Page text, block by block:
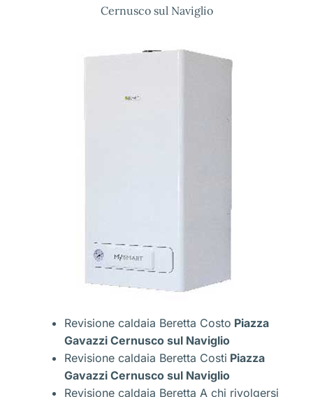
Cernusco sul Naviglio
Revisione caldaia Beretta Costo Piazza
Gavazzi Cernusco sul Naviglio
Revisione caldaia Beretta Costi Piazza
Gavazzi Cernusco sul Naviglio
Revisione caldaia Beretta A chi rivolgersi